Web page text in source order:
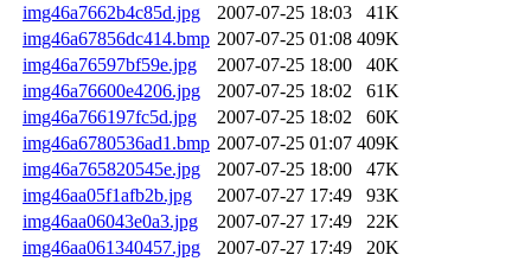
img46a7662b4c85d.jpg
2007-07-25 18:03
41K
img46a67856dc414.bmp 2007-07-25 01:08 409K
img46a76597bf59e.jpg
2007-07-25 18:00
40K
img46a76600e4206.jpg
2007-07-25 18:02
61K
img46a766197fc5d.jpg
2007-07-25 18:02
60K
img46a6780536ad1.bmp 2007-07-25 01:07 409K
img46a765820545e.jpg
2007-07-25 18:00
47K
img46aa05f1afb2b.jpg
2007-07-27 17:49
93K
img46aa06043e0a3.jpg
2007-07-27 17:49
22K
img46aa061340457.jpg
2007-07-27 17:49
20K